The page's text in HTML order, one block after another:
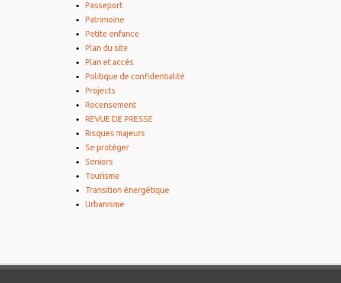
Passeport
Patrimoine
Petite enfance
Plan du site
Plan et accès
Politique de confidentialité
Projects
Recensement
REVUE DE PRESSE
Risques majeurs
Se protéger
Seniors
Tourisme
Transition énergétique
Urbanisme